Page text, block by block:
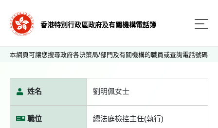
香港特別行政區政府及有關機構電話簿
本網頁可讓您搜尋政府各決策局/部門及有關機構的職員或查詢電話號碼
姓名 劉明佩女士
職位 總法庭檢控主任(執行)